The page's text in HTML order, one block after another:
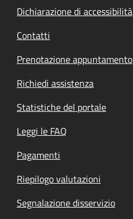
Dichiarazione di accessibilità
Contatti
Prenotazione appuntamento
Richiedi assistenza
Statistiche del portale
Leggi le FAQ
Pagamenti
Riepilogo valutazioni
Segnalazione disservizio